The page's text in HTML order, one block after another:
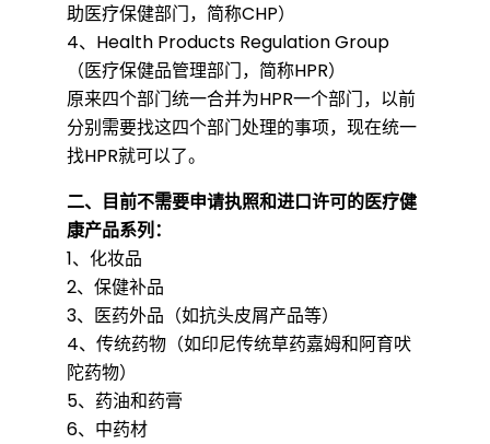
需
办
理
执
照
助医疗保健部门，简称CHP）
4、Health Products Regulation Group
（医疗保健品管理部门，简称HPR）
原来四个部门统一合并为HPR一个部门，以前
分别需要找这四个部门处理的事项，现在统一
找HPR就可以了。
二、目前不需要申请执照和进口许可的医疗健
康产品系列：
1、化妆品
2、保健补品
3、医药外品（如抗头皮屑产品等）
4、传统药物（如印尼传统草药嘉姆和阿育吠
陀药物）
5、药油和药膏
6、中药材